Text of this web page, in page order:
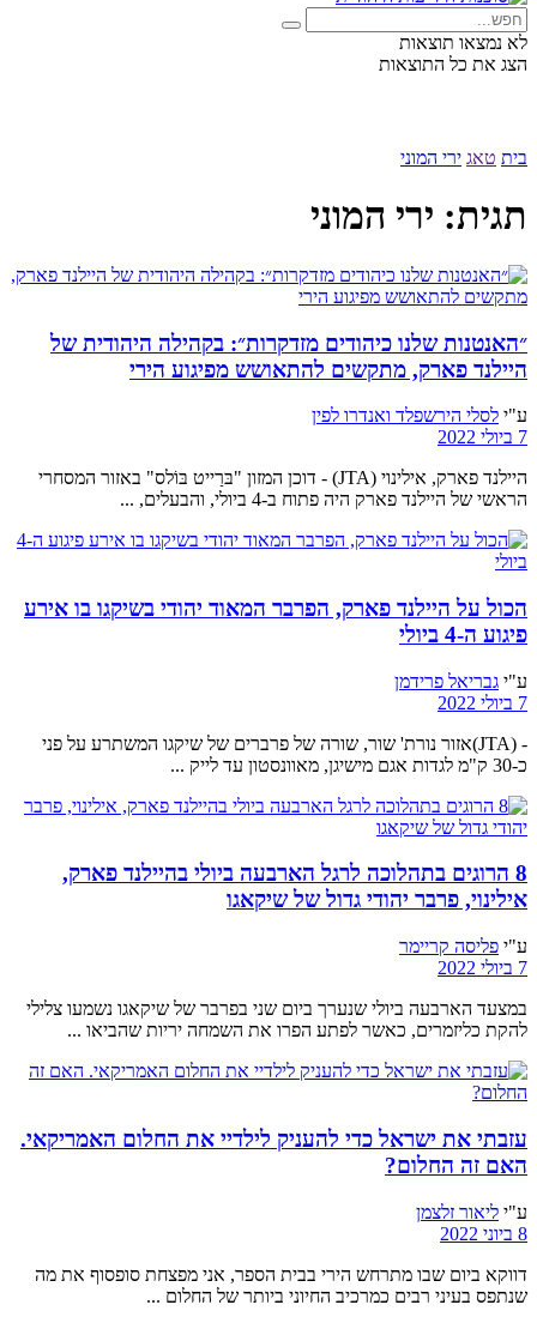
לא נמצאו תוצאות
הצג את כל התוצאות
בית טאג ירי המוני
תגית: ירי המוני
״האנטנות שלנו כיהודים מזדקרות״: בקהילה היהודית של
היילנד פארק, מתקשים להתאושש מפיגוע הירי
ע"י לסלי הירשפלד ואנדרו לפין
7 ביולי 2022
היילנד פארק, אילינוי (JTA) - דוכן המזון "בּרַייט בּוֹלס" באזור המסחרי
הראשי של היילנד פארק היה פתוח ב-4 ביולי, והבעלים, ...
הכול על היילנד פארק, הפרבר המאוד יהודי בשיקגו בו אירע
פיגוע ה-4 ביולי
ע"י גבריאל פרידמן
7 ביולי 2022
- (JTA)אזור נורת' שור, שורה של פרברים של שיקגו המשתרע על פני
כ-30 ק"מ לגדות אגם מישיגן, מאוונסטון עד לייק ...
8 הרוגים בתהלוכה לרגל הארבעה ביולי בהיילנד פארק,
אילינוי, פרבר יהודי גדול של שיקאגו
ע"י פליסה קריימר
7 ביולי 2022
במצעד הארבעה ביולי שנערך ביום שני בפרבר של שיקאגו נשמעו צלילי
להקת כליזמרים, כאשר לפתע הפרו את השמחה יריות שהביאו ...
עזבתי את ישראל כדי להעניק לילדיי את החלום האמריקאי.
האם זה החלום?
ע"י ליאור זלצמן
8 ביוני 2022
דווקא ביום שבו מתרחש הירי בבית הספר, אני מפצחת סופסוף את מה
שנתפס בעיני רבים כמרכיב החיוני ביותר של החלום ...